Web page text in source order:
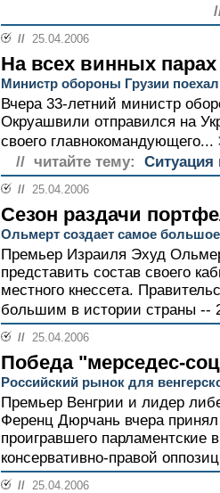
// 25.04.2006
На всех винных парах
Министр обороны Грузии
Вчера 33-летний министр
Окруашвили отправился на
своего главнокомандующего...
// читайте тему: Ситуация
// 25.04.2006
Сезон раздачи
Ольмерт создает самое
Премьер Израиля Эхуд
представить состав своего
местного кнессета.
большим в истории страны --
// 25.04.2006
Победа "мерседес-
Российский рынок для
Премьер Венгрии и лидер
Ференц Дюрчань вчера принял
проигравшего парламентские
консервативно-правой
// 25.04.2006